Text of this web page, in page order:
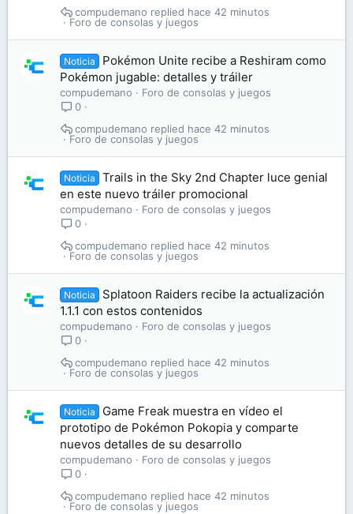
Foro de consolas y juegos
hace 42 minutos
compudemano
Noticia
Pokémon Unite recibe a Reshiram como
Pokémon jugable: detalles y tráiler
compudemano
Foro de consolas y juegos
0
Foro de consolas y juegos
hace 42 minutos
compudemano
Noticia
Trails in the Sky 2nd Chapter luce genial
en este nuevo tráiler promocional
compudemano
Foro de consolas y juegos
0
Foro de consolas y juegos
hace 42 minutos
compudemano
Noticia
Splatoon Raiders recibe la actualización
1.1.1 con estos contenidos
compudemano
Foro de consolas y juegos
0
Foro de consolas y juegos
hace 42 minutos
compudemano
Noticia
Game Freak muestra en vídeo el
prototipo de Pokémon Pokopia y comparte
nuevos detalles de su desarrollo
compudemano
Foro de consolas y juegos
0
Foro de consolas y juegos
hace 42 minutos
compudemano